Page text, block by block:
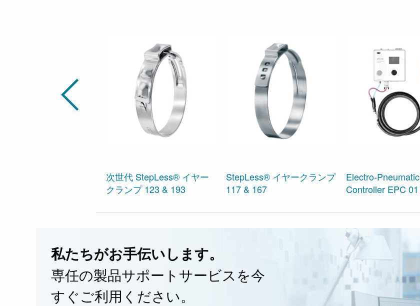
次世代 StepLess® イヤー
クランプ 123 & 193
StepLess® イヤークランプ
117 & 167
Electro-Pneumatic
Controller EPC 01
私たちがお手伝いします。
専任の製品サポートサービスを今
すぐご利用ください。